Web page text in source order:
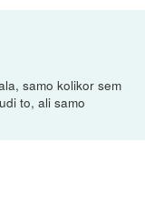
samo kolikor sem
to, ali samo